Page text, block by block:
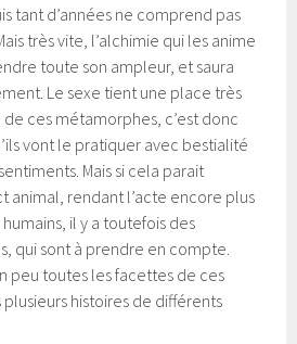
tant d’années ne comprend pas
très vite, l’alchimie qui les anime
toute son ampleur, et saura
Le sexe tient une place très
ces métamorphes, c’est donc
vont le pratiquer avec bestialité
Mais si cela parait
animal, rendant l’acte encore plus
il y a toutefois des
qui sont à prendre en compte.
peu toutes les facettes de ces
histoires de différents